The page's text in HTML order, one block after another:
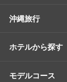
沖縄旅行
ホテルから探す
モデルコース